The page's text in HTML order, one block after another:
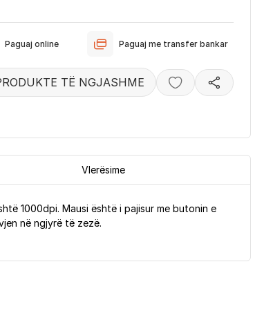
Paguaj online Paguaj me transfer bankar
TË NGJASHME
Vlerësime
1000dpi. Mausi është i pajisur me butonin e
në ngjyrë të zezë.